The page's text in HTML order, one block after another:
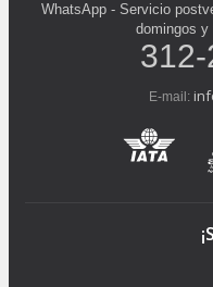
WhatsApp - Servicio
domingos
E-mail: